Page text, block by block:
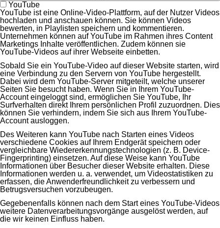
YouTube
YouTube ist eine Online-Video-Plattform, auf der Nutzer Videos
hochladen und anschauen können. Sie können Videos
bewerten, in Playlisten speichern und kommentieren.
Unternehmen können auf YouTube im Rahmen ihres Content
Marketings Inhalte veröffentlichen. Zudem können sie
YouTube-Videos auf ihrer Webseite einbetten.
Sobald Sie ein YouTube-Video auf dieser Website starten, wird
eine Verbindung zu den Servern von YouTube hergestellt.
Dabei wird dem YouTube-Server mitgeteilt, welche unserer
Seiten Sie besucht haben. Wenn Sie in Ihrem YouTube-
Account eingeloggt sind, ermöglichen Sie YouTube, Ihr
Surfverhalten direkt Ihrem persönlichen Profil zuzuordnen. Dies
können Sie verhindern, indem Sie sich aus Ihrem YouTube-
Account ausloggen.
Des Weiteren kann YouTube nach Starten eines Videos
verschiedene Cookies auf Ihrem Endgerät speichern oder
vergleichbare Wiedererkennungstechnologien (z. B. Device-
Fingerprinting) einsetzen. Auf diese Weise kann YouTube
Informationen über Besucher dieser Website erhalten. Diese
Informationen werden u. a. verwendet, um Videostatistiken zu
erfassen, die Anwenderfreundlichkeit zu verbessern und
Betrugsversuchen vorzubeugen.
Gegebenenfalls können nach dem Start eines YouTube-Videos
weitere Datenverarbeitungsvorgänge ausgelöst werden, auf
die wir keinen Einfluss haben.